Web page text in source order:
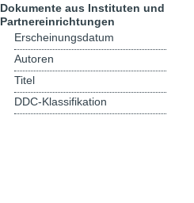
Dokumente aus Instituten und
Partnereinrichtungen
Erscheinungsdatum
Autoren
Titel
DDC-Klassifikation